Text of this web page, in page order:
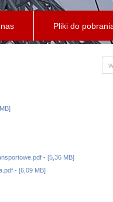
Pliki do
- [5,36 MB]
- [6,09 MB]